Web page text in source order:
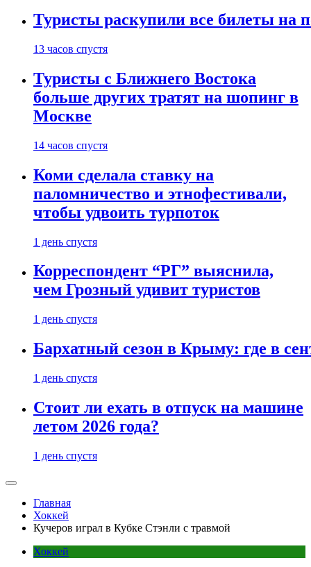
Туристы раскупили все билеты на
13 часов спустя
Туристы с Ближнего Востока
больше других тратят на шопинг в
Москве
14 часов спустя
Коми сделала ставку на
паломничество и этнофестивали,
чтобы удвоить турпоток
1 день спустя
Корреспондент “РГ” выяснила,
чем Грозный удивит туристов
1 день спустя
Бархатный сезон в Крыму: где в
1 день спустя
Стоит ли ехать в отпуск на машине
летом 2026 года?
1 день спустя
Главная
Хоккей
Кучеров играл в Кубке Стэнли с травмой
Хоккей